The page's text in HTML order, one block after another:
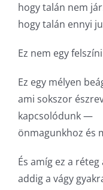
hogy talán nem
hogy talán ennyi
Ez nem egy
Ez egy mélyen
ami sokszor
kapcsolódunk —
önmagunkhoz és
És amíg ez a réteg
addig a vágy